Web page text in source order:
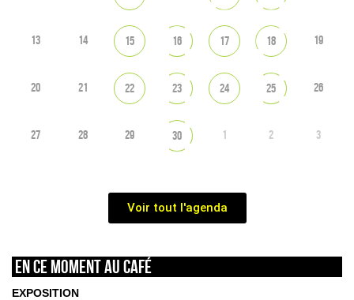
13 14 15 16 17 18 19
20 21 22 23 24 25 26
27 28 29 30 1 2 3
Voir tout l'agenda
En ce moment au café
EXPOSITION